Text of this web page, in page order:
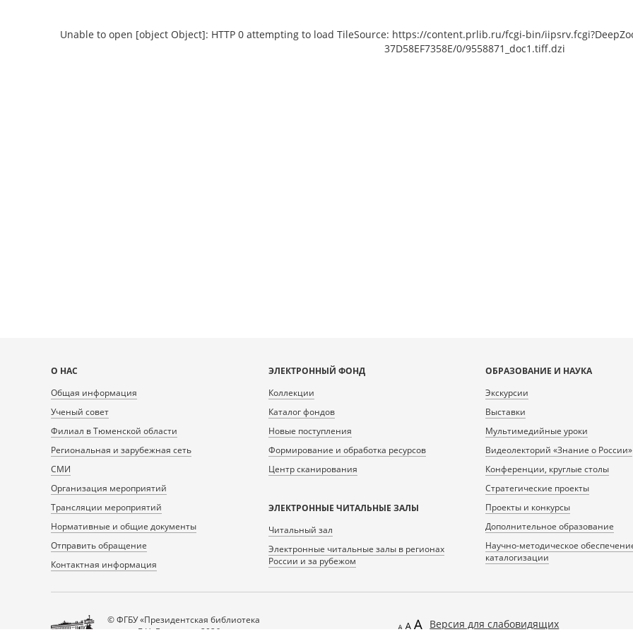
Unable to open [object Object]: HTTP 0 attempting to load TileSource: https://content.prlib.ru/fcgi-bin/
37D58EF7358E/0/9558871_doc1.tiff.dzi
Карта
сайта
О НАС
Общая информация
Ученый совет
Филиал в Тюменской области
Региональная и зарубежная сеть
СМИ
Организация мероприятий
Трансляции мероприятий
Нормативные и общие документы
Отправить обращение
Контактная информация
ЭЛЕКТРОННЫЙ ФОНД
Коллекции
Каталог фондов
Новые поступления
Формирование и обработка ресурсов
Центр сканирования
ЭЛЕКТРОННЫЕ ЧИТАЛЬНЫЕ ЗАЛЫ
Читальный зал
Электронные читальные залы в регионах
России и за рубежом
ОБРАЗОВАНИЕ И НАУКА
Экскурсии
Выставки
Мультимедийные уроки
Видеолекторий «Знание о России»
Конференции, круглые столы
Стратегические проекты
Проекты и конкурсы
Дополнительное образование
Научно-методическое
каталогизации
© ФГБУ «Президентская библиотека
Версия для слабовидящих